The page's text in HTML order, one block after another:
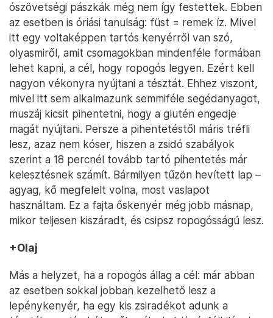
ószövetségi pászkák még nem így festettek. Ebben
az esetben is óriási tanulság: füst = remek íz. Mivel
itt egy voltaképpen tartós kenyérről van szó,
olyasmiről, amit csomagokban mindenféle formában
lehet kapni, a cél, hogy ropogós legyen. Ezért kell
nagyon vékonyra nyújtani a tésztát. Ehhez viszont,
mivel itt sem alkalmazunk semmiféle segédanyagot,
muszáj kicsit pihentetni, hogy a glutén engedje
magát nyújtani. Persze a pihentetéstől máris tréfli
lesz, azaz nem kóser, hiszen a zsidó szabályok
szerint a 18 percnél tovább tartó pihentetés már
kelesztésnek számít. Bármilyen tűzön hevített lap –
agyag, kő megfelelt volna, most vaslapot
használtam. Ez a fajta őskenyér még jobb másnap,
mikor teljesen kiszáradt, és csipsz ropogósságú lesz.
+Olaj
Más a helyzet, ha a ropogós állag a cél: már abban
az esetben sokkal jobban kezelhető lesz a
lepénykenyér, ha egy kis zsiradékot adunk a